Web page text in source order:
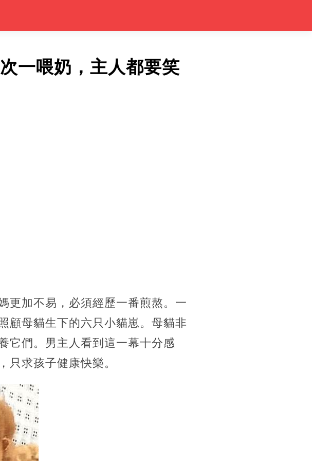
一喂奶，主人都要笑
更加不易，必須經歷一番煎熬。一
顧母貓生下的六只小貓崽。母貓非
它們。男主人看到這一幕十分感
只求孩子健康快樂。